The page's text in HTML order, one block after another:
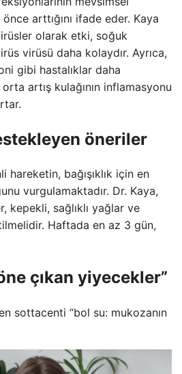
arttığını ifade eder. Kaya
olarak etki, soğuk
virüsü daha kolaydır. Ayrıca,
gibi hastalıklar daha
artış kulağının inflamasyonu
öneriler
hareketin, bağışıklık için en
vurgulamaktadır. Dr. Kaya,
kepekli, sağlıklı yağlar ve
Haftada en az 3 gün,
çıkan yiyecekler”
sottacenti “bol su: mukozanın